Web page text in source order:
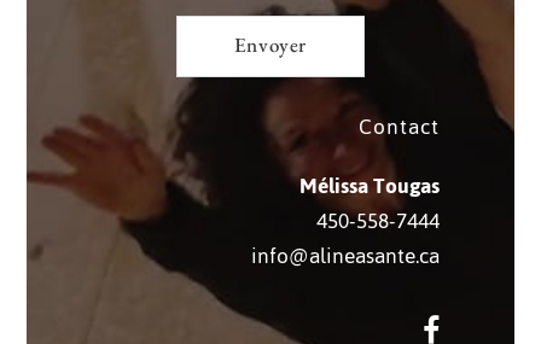
Contact
Mélissa Tougas
450-558-7444
info@alineasante.ca